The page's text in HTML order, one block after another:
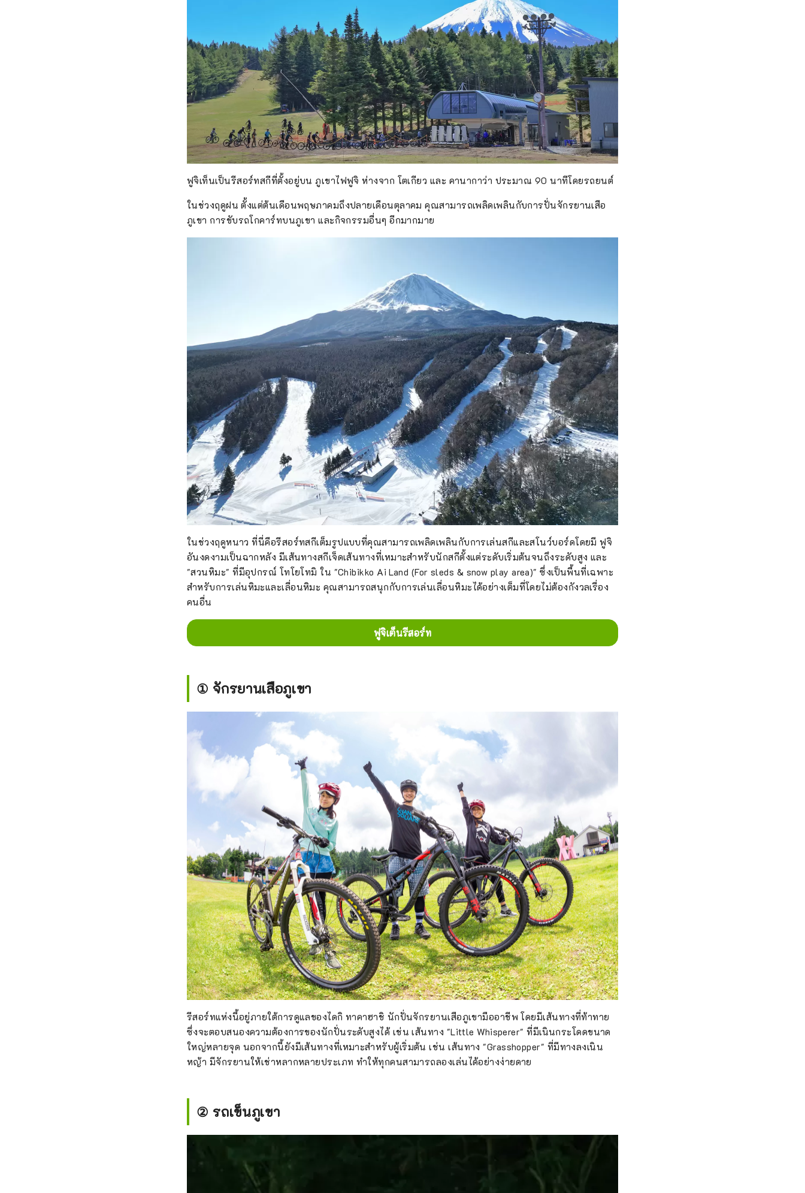
ฟูจิเท็นเป็นรีสอร์ทสกีที่ตั้งอยู่บน ภูเขาไฟฟูจิ ห่างจาก โตเกียว และ คานากาว่า ประมาณ 90 นาทีโดยรถยนต์
ในช่วงฤดูฝน ตั้งแต่ต้นเดือนพฤษภาคมถึงปลายเดือนตุลาคม คุณสามารถเพลิดเพลินกับการปั่นจักรยานเสือ
ภูเขา การขับรถโกคาร์ทบนภูเขา และกิจกรรมอื่นๆ อีกมากมาย
ในช่วงฤดูหนาว ที่นี่คือรีสอร์ทสกีเต็มรูปแบบที่คุณสามารถเพลิดเพลินกับการเล่นสกีและสโนว์บอร์ดโดยมี ฟูจิ
อันงดงามเป็นฉากหลัง มีเส้นทางสกีเจ็ดเส้นทางที่เหมาะสำหรับนักสกีตั้งแต่ระดับเริ่มต้นจนถึงระดับสูง และ
"สวนหิมะ" ที่มีอุปกรณ์ โทโยโทมิ ใน "Chibikko Ai Land (For sleds & snow play area)" ซึ่งเป็นพื้นที่เฉพาะ
สำหรับการเล่นหิมะและเลื่อนหิมะ คุณสามารถสนุกกับการเล่นเลื่อนหิมะได้อย่างเต็มที่โดยไม่ต้องกังวลเรื่อง
คนอื่น
ฟูจิเต็นรีสอร์ท
① จักรยานเสือภูเขา
รีสอร์ทแห่งนี้อยู่ภายใต้การดูแลของไดกิ ทาคาฮาชิ นักปั่นจักรยานเสือภูเขามืออาชีพ โดยมีเส้นทางที่ท้าทาย
ซึ่งจะตอบสนองความต้องการของนักปั่นระดับสูงได้ เช่น เส้นทาง "Little Whisperer" ที่มีเนินกระโดดขนาด
ใหญ่หลายจุด นอกจากนี้ยังมีเส้นทางที่เหมาะสำหรับผู้เริ่มต้น เช่น เส้นทาง "Grasshopper" ที่มีทางลงเนิน
หญ้า มีจักรยานให้เช่าหลากหลายประเภท ทำให้ทุกคนสามารถลองเล่นได้อย่างง่ายดาย
② รถเข็นภูเขา